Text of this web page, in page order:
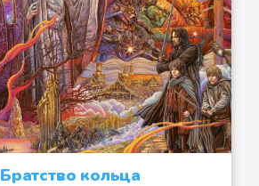
Братство кольца